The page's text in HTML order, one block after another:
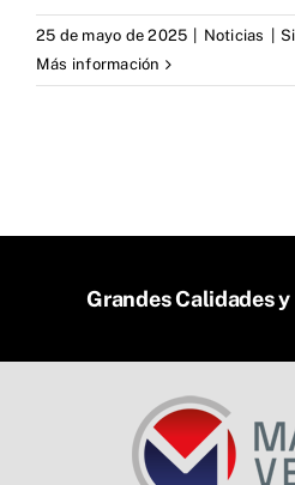
25 de mayo de 2025 Noticias
Más información
Grandes Calidades